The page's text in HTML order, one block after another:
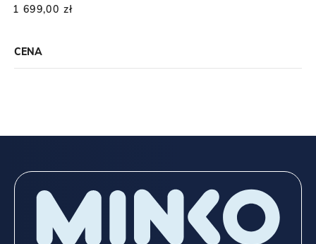
CENA
1 699,00 zł